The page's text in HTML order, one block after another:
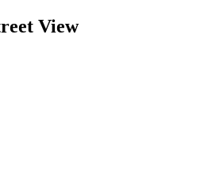
View